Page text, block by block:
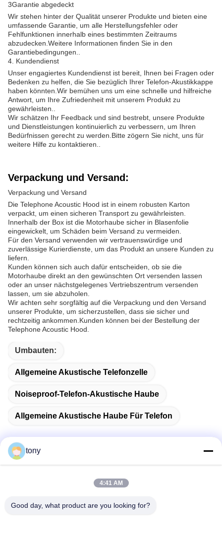
3Garantie abgedeckt
Wir stehen hinter der Qualität unserer Produkte und bieten eine
umfassende Garantie, um alle Herstellungsfehler oder
Fehlfunktionen innerhalb eines bestimmten Zeitraums
abzudecken.Weitere Informationen finden Sie in den
Garantiebedingungen..
4. Kundendienst
Unser engagiertes Kundendienst ist bereit, Ihnen bei Fragen oder
Bedenken zu helfen, die Sie bezüglich Ihrer Telefon-Akustikkappe
haben könnten.Wir bemühen uns um eine schnelle und hilfreiche
Antwort, um Ihre Zufriedenheit mit unserem Produkt zu
gewährleisten..
Wir schätzen Ihr Feedback und sind bestrebt, unsere Produkte
und Dienstleistungen kontinuierlich zu verbessern, um Ihren
Bedürfnissen gerecht zu werden.Bitte zögern Sie nicht, uns für
weitere Hilfe zu kontaktieren..
Verpackung und Versand:
Verpackung und Versand
Die Telephone Acoustic Hood ist in einem robusten Karton
verpackt, um einen sicheren Transport zu gewährleisten.
Innerhalb der Box ist die Motorhaube sicher in Blasenfolie
eingewickelt, um Schäden beim Versand zu vermeiden.
Für den Versand verwenden wir vertrauenswürdige und
zuverlässige Kurierdienste, um das Produkt an unsere Kunden zu
liefern.
Kunden können sich auch dafür entscheiden, ob sie die
Motorhaube direkt an den gewünschten Ort versenden lassen
oder an unser nächstgelegenes Vertriebszentrum versenden
lassen, um sie abzuholen.
Wir achten sehr sorgfältig auf die Verpackung und den Versand
unserer Produkte, um sicherzustellen, dass sie sicher und
rechtzeitig ankommen.Kunden können bei der Bestellung der
Telephone Acoustic Hood.
Umbauten:
Allgemeine Akustische Telefonzelle
Noiseproof-Telefon-Akustische Haube
Allgemeine Akustische Haube Für Telefon
Schnelle Kontaktaufnahme
Adresse
tony
4:41 AM
Good day, what product are you looking for?